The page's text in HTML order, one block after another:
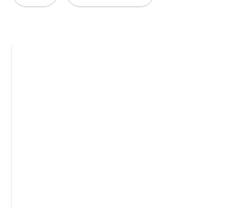
さらにとらのあな秋葉原店C 4Fイ